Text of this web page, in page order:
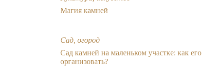
Магия камней
Сад, огород
Сад камней на маленьком участке: как его
организовать?